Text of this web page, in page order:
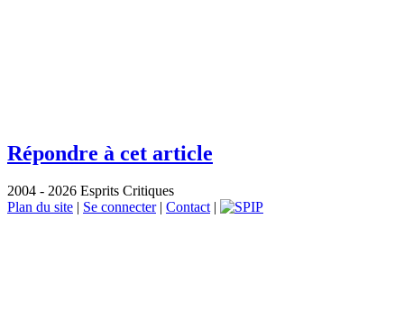
Répondre à cet article
2004 - 2026 Esprits Critiques
Plan du site | Se connecter| Contact|